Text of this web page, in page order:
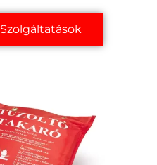
Szolgáltatások